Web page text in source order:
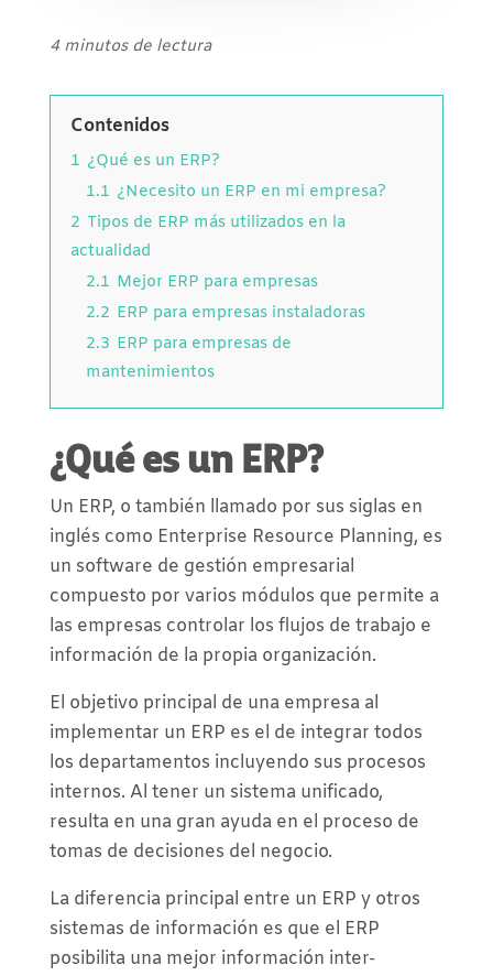
4 minutos de lectura
Contenidos
1 ¿Qué es un ERP?
1.1 ¿Necesito un ERP en mi empresa?
2 Tipos de ERP más utilizados en la
actualidad
2.1 Mejor ERP para empresas
2.2 ERP para empresas instaladoras
2.3 ERP para empresas de
mantenimientos
¿Qué es un ERP?
Un ERP, o también llamado por sus siglas en
inglés como Enterprise Resource Planning, es
un software de gestión empresarial
compuesto por varios módulos que permite a
las empresas controlar los flujos de trabajo e
información de la propia organización.
El objetivo principal de una empresa al
implementar un ERP es el de integrar todos
los departamentos incluyendo sus procesos
internos. Al tener un sistema unificado,
resulta en una gran ayuda en el proceso de
tomas de decisiones del negocio.
La diferencia principal entre un ERP y otros
sistemas de información es que el ERP
posibilita una mejor información inter-